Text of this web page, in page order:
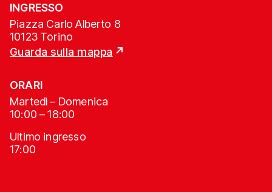
INGRESSO
Piazza Carlo Alberto 8
10123 Torino
Guarda sulla mappa
ORARI
Martedì – Domenica
10:00 – 18:00
Ultimo ingresso
17:00